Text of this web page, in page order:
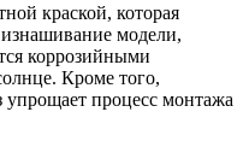
краской, которая
модели,
коррозийными
Кроме того,
упрощает процесс монтажа